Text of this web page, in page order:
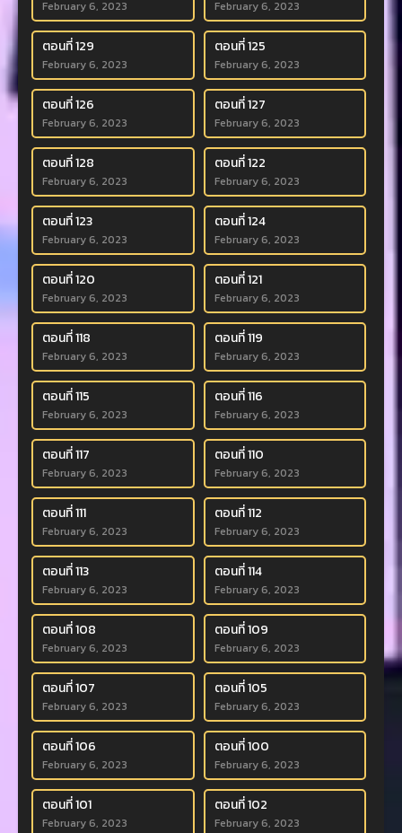
February 6, 2023 February 6, 2023
ตอนที่ 129
February 6, 2023
ตอนที่ 125
February 6, 2023
ตอนที่ 126
February 6, 2023
ตอนที่ 127
February 6, 2023
ตอนที่ 128
February 6, 2023
ตอนที่ 122
February 6, 2023
ตอนที่ 123
February 6, 2023
ตอนที่ 124
February 6, 2023
ตอนที่ 120
February 6, 2023
ตอนที่ 121
February 6, 2023
ตอนที่ 118
February 6, 2023
ตอนที่ 119
February 6, 2023
ตอนที่ 115
February 6, 2023
ตอนที่ 116
February 6, 2023
ตอนที่ 117
February 6, 2023
ตอนที่ 110
February 6, 2023
ตอนที่ 111
February 6, 2023
ตอนที่ 112
February 6, 2023
ตอนที่ 113
February 6, 2023
ตอนที่ 114
February 6, 2023
ตอนที่ 108
February 6, 2023
ตอนที่ 109
February 6, 2023
ตอนที่ 107
February 6, 2023
ตอนที่ 105
February 6, 2023
ตอนที่ 106
February 6, 2023
ตอนที่ 100
February 6, 2023
ตอนที่ 101
February 6, 2023
ตอนที่ 102
February 6, 2023